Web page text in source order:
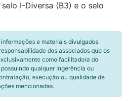
I-Diversa (B3) e o selo
e materiais divulgados
dos associados que os
como facilitadora do
qualquer ingerência ou
execução ou qualidade de
mencionadas.